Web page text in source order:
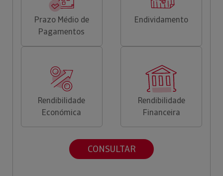
Prazo Médio de
Pagamentos
Endividamento
Rendibilidade
Económica
Rendibilidade
Financeira
CONSULTAR